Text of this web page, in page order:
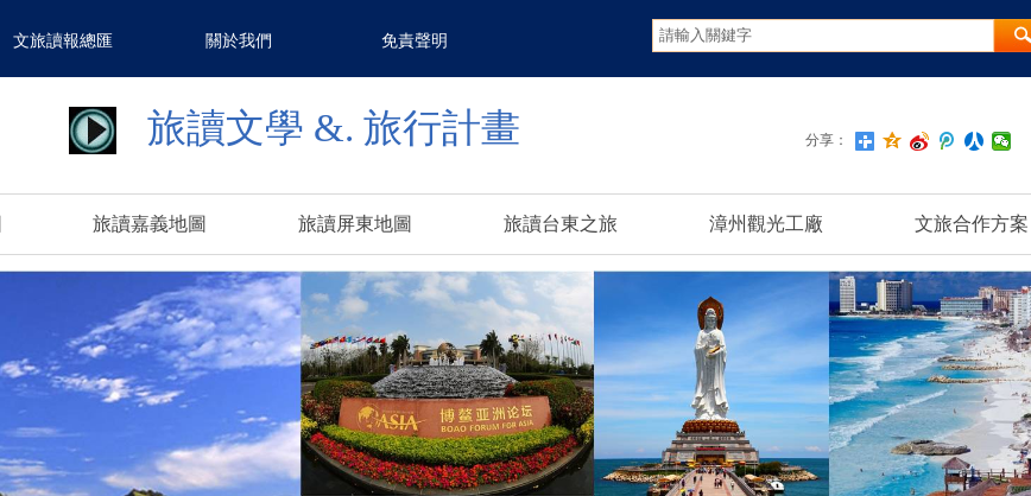
文旅讀報總匯 關於我們 免責聲明
分享：
旅讀嘉義地圖 旅讀屏東地圖 旅讀台東之旅 漳州觀光工廠 文旅合作方案
旅讀文學 &. 旅行計畫